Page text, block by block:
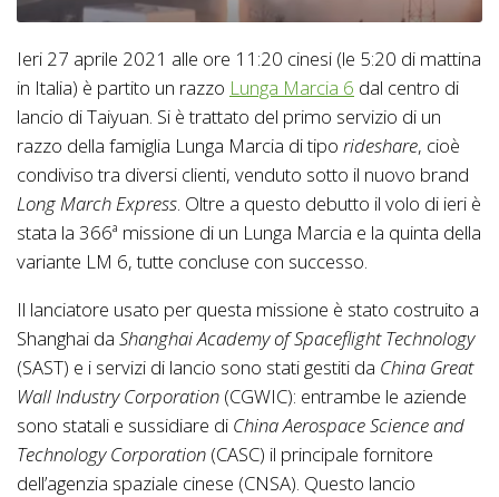
Ieri 27 aprile 2021 alle ore 11:20 cinesi (le 5:20 di mattina
in Italia) è partito un razzo Lunga Marcia 6 dal centro di
lancio di Taiyuan. Si è trattato del primo servizio di un
razzo della famiglia Lunga Marcia di tipo rideshare, cioè
condiviso tra diversi clienti, venduto sotto il nuovo brand
Long March Express. Oltre a questo debutto il volo di ieri è
stata la 366ª missione di un Lunga Marcia e la quinta della
variante LM 6, tutte concluse con successo.
Il lanciatore usato per questa missione è stato costruito a
Shanghai da Shanghai Academy of Spaceflight Technology
(SAST) e i servizi di lancio sono stati gestiti da China Great
Wall Industry Corporation (CGWIC): entrambe le aziende
sono statali e sussidiare di China Aerospace Science and
Technology Corporation (CASC) il principale fornitore
dell’agenzia spaziale cinese (CNSA). Questo lancio